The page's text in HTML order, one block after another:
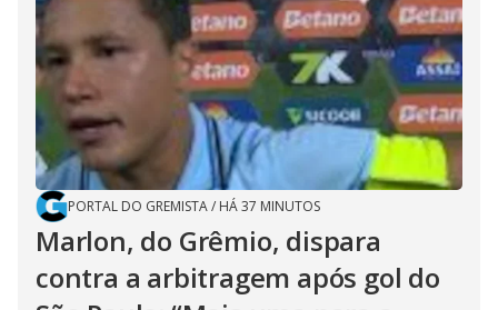
PORTAL DO GREMISTA/ HÁ 37 MINUTOS
Marlon, do Grêmio, dispara
contra a arbitragem após gol do